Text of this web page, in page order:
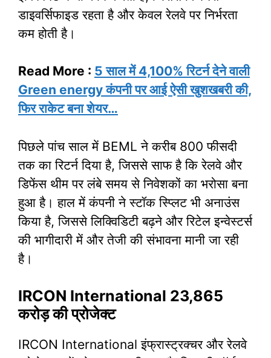
डाइवर्सिफाइड रहता है और केवल रेलवे पर निर्भरता
कम होती है।
Read More : 5 साल में 4,100% रिटर्न देने वाली
Green energy कंपनी पर आई ऐसी खुशखबरी की,
फिर राकेट बना शेयर…
पिछले पांच साल में BEML ने करीब 800 फीसदी
तक का रिटर्न दिया है, जिससे साफ है कि रेलवे और
डिफेंस थीम पर लंबे समय से निवेशकों का भरोसा बना
हुआ है। हाल में कंपनी ने स्टॉक स्प्लिट भी अनाउंस
किया है, जिससे लिक्विडिटी बढ़ने और रिटेल इन्वेस्टर्स
की भागीदारी में और तेजी की संभावना मानी जा रही
है।
IRCON International 23,865
करोड़ की प्रोजेक्ट
IRCON International इंफ्रास्ट्रक्चर और रेलवे